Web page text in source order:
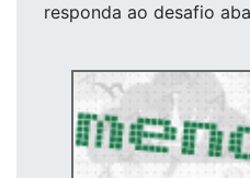
responda ao desafio